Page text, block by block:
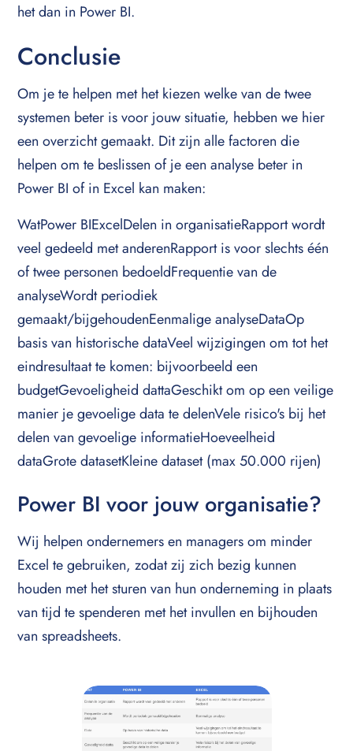
het dan in Power BI.
Conclusie
Om je te helpen met het kiezen welke van de twee
systemen beter is voor jouw situatie, hebben we hier
een overzicht gemaakt. Dit zijn alle factoren die
helpen om te beslissen of je een analyse beter in
Power BI of in Excel kan maken:
WatPower BIExcelDelen in organisatieRapport wordt
veel gedeeld met anderenRapport is voor slechts één
of twee personen bedoeldFrequentie van de
analyseWordt periodiek
gemaakt/bijgehoudenEenmalige analyseDataOp
basis van historische dataVeel wijzigingen om tot het
eindresultaat te komen: bijvoorbeeld een
budgetGevoeligheid dattaGeschikt om op een veilige
manier je gevoelige data te delenVele risico's bij het
delen van gevoelige informatieHoeveelheid
dataGrote datasetKleine dataset (max 50.000 rijen)
Power BI voor jouw organisatie?
Wij helpen ondernemers en managers om minder
Excel te gebruiken, zodat zij zich bezig kunnen
houden met het sturen van hun onderneming in plaats
van tijd te spenderen met het invullen en bijhouden
van spreadsheets.